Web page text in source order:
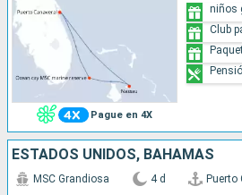
Pague en 4X
niños
Club
ESTADOS UNIDOS, BAHAMAS
MSC Grandiosa 4 d Puerto